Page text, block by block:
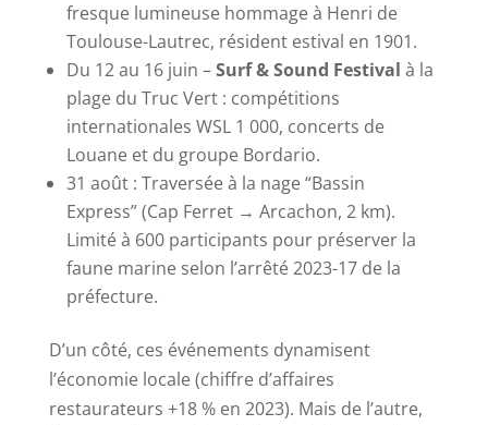
fresque lumineuse hommage à Henri de
Toulouse-Lautrec, résident estival en 1901.
Du 12 au 16 juin –Surf & Sound Festival à la
plage du Truc Vert : compétitions
internationales WSL 1 000, concerts de
Louane et du groupe Bordario.
31 août : Traversée à la nage “Bassin
Express” (Cap Ferret → Arcachon, 2 km).
Limité à 600 participants pour préserver la
faune marine selon l’arrêté 2023-17 de la
préfecture.
D’un côté, ces événements dynamisent
l’économie locale (chiffre d’affaires
restaurateurs +18 % en 2023). Mais de l’autre,